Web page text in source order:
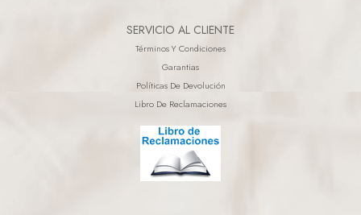
SERVICIO AL CLIENTE
Términos Y Condiciones
Garantias
Políticas De Devolución
Libro De Reclamaciones